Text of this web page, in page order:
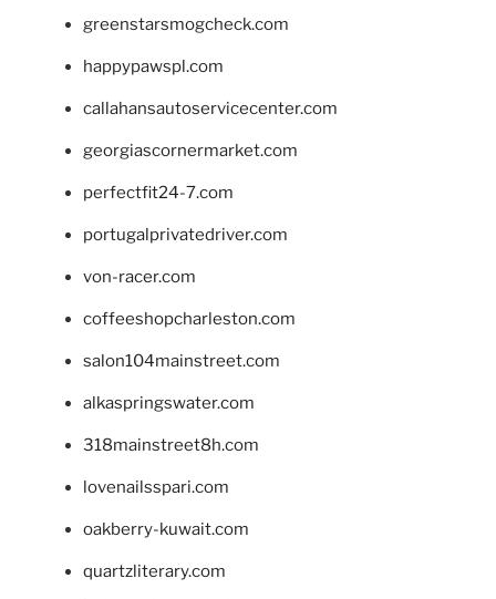
greenstarsmogcheck.com
happypawspl.com
callahansautoservicecenter.com
georgiascornermarket.com
perfectfit24-7.com
portugalprivatedriver.com
von-racer.com
coffeeshopcharleston.com
salon104mainstreet.com
alkaspringswater.com
318mainstreet8h.com
lovenailsspari.com
oakberry-kuwait.com
quartzliterary.com